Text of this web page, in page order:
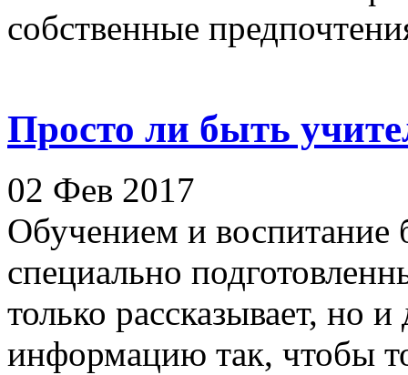
собственные
Просто ли быть
02 Фев 2017
Обучением и воспитание
специально
только рассказывает, но
информацию так, чтобы